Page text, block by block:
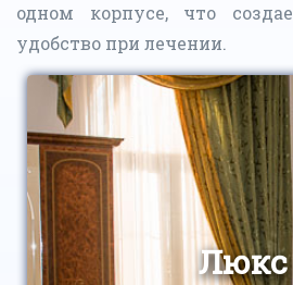
одном корпусе, что
удобство при лечении.
Люкс